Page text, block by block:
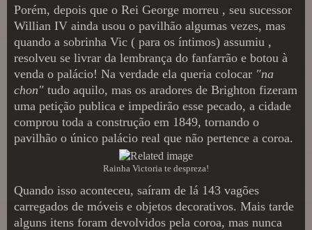
Porém, depois que o Rei George morreu , seu sucessor
Willian IV ainda usou o pavilhão algumas vezes, mas
quando a sobrinha Vic ( para os íntimos) assumiu ,
resolveu se livrar da lembrança do fanfarrão e botou à
venda o palácio! Na verdade ela queria colocar "na
chon" tudo aquilo, mas os aradores de Brighton fizeram
uma petição publica e impedirão esse pecado, a cidade
comprou toda a construção em 1849, tornando o
pavilhão o único palácio real que não pertence a coroa.
Rainha Victoria te despreza!
Quando isso aconteceu, saíram de lá 143 vagões
carregados de móveis e objetos decorativos. Mais tarde
alguns itens foram devolvidos pela coroa, mas nunca